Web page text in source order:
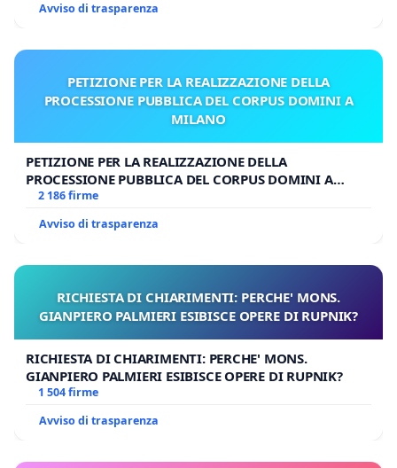
Avviso di trasparenza
PETIZIONE PER LA REALIZZAZIONE DELLA
PROCESSIONE PUBBLICA DEL CORPUS DOMINI A
MILANO
PETIZIONE PER LA REALIZZAZIONE DELLA
PROCESSIONE PUBBLICA DEL CORPUS DOMINI A
MILANO
2 186 firme
Avviso di trasparenza
RICHIESTA DI CHIARIMENTI: PERCHE' MONS.
GIANPIERO PALMIERI ESIBISCE OPERE DI RUPNIK?
RICHIESTA DI CHIARIMENTI: PERCHE' MONS.
GIANPIERO PALMIERI ESIBISCE OPERE DI RUPNIK?
1 504 firme
Avviso di trasparenza